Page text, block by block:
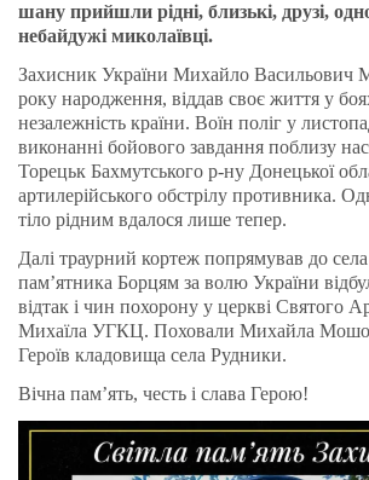
шану прийшли рідні, близькі, друзі,
небайдужі миколаївці.
Захисник України Михайло Васильович
року народження, віддав своє життя у
незалежність країни. Воїн поліг у
виконанні бойового завдання поблизу
Торецьк Бахмутського р-ну Донецької
артилерійського обстрілу противника.
тіло рідним вдалося лише тепер.
Далі траурний кортеж попрямував до
пам’ятника Борцям за волю України
відтак і чин похорону у церкві Святого
Михаїла УГКЦ. Поховали Михайла
Героїв кладовища села Рудники.
Вічна пам’ять, честь і слава Герою!